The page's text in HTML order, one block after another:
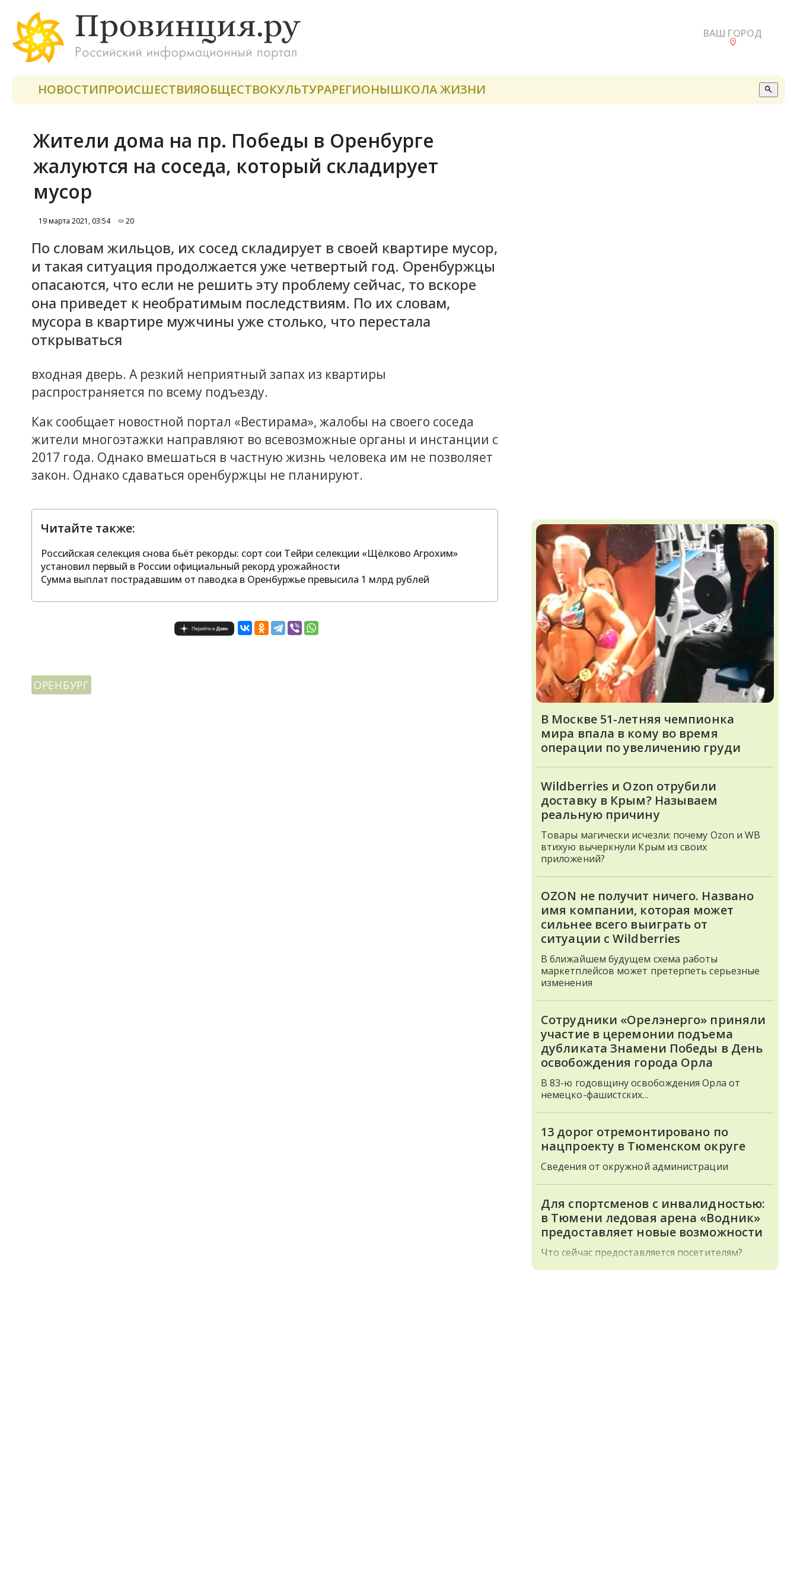
ВАШ ГОРОД
НОВОСТИПРОИСШЕСТВИЯОБЩЕСТВОКУЛЬТУРАРЕГИОНЫШКОЛА ЖИЗНИ
Жители дома на пр. Победы в Оренбурге
жалуются на соседа, который складирует
мусор
19 марта 2021, 03:54 20
По словам жильцов, их сосед складирует в своей квартире мусор,
и такая ситуация продолжается уже четвертый год. Оренбуржцы
опасаются, что если не решить эту проблему сейчас, то вскоре
она приведет к необратимым последствиям. По их словам,
мусора в квартире мужчины уже столько, что перестала
открываться
входная дверь. А резкий неприятный запах из квартиры
распространяется по всему подъезду.
Как сообщает новостной портал «Вестирама», жалобы на своего соседа
жители многоэтажки направляют во всевозможные органы и инстанции с
2017 года. Однако вмешаться в частную жизнь человека им не позволяет
закон. Однако сдаваться оренбуржцы не планируют.
Читайте также:
Российская селекция снова бьёт рекорды: сорт сои Тейри селекции «Щёлково Агрохим»
установил первый в России официальный рекорд урожайности
Сумма выплат пострадавшим от паводка в Оренбуржье превысила 1 млрд рублей
ОРЕНБУРГ
В Москве 51-летняя чемпионка
мира впала в кому во время
операции по увеличению груди
Wildberries и Ozon отрубили
доставку в Крым? Называем
реальную причину
Товары магически исчезли: почему Ozon и WB
втихую вычеркнули Крым из своих
приложений?
OZON не получит ничего. Названо
имя компании, которая может
сильнее всего выиграть от
ситуации с Wildberries
В ближайшем будущем схема работы
маркетплейсов может претерпеть серьезные
изменения
Сотрудники «Орелэнерго» приняли
участие в церемонии подъема
дубликата Знамени Победы в День
освобождения города Орла
В 83-ю годовщину освобождения Орла от
немецко-фашистских...
13 дорог отремонтировано по
нацпроекту в Тюменском округе
Сведения от окружной администрации
Для спортсменов с инвалидностью:
в Тюмени ледовая арена «Водник»
предоставляет новые возможности
Что сейчас предоставляется посетителям?